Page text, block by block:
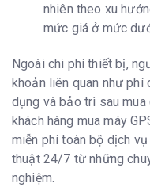
nhiên theo xu
mức giá ở mức
Ngoài chi phí thiết bị,
khoản liên quan như
dụng và bảo trì sau mua
khách hàng mua máy
miễn phí toàn bộ dịch
thuật 24/7 từ những
nghiệm.